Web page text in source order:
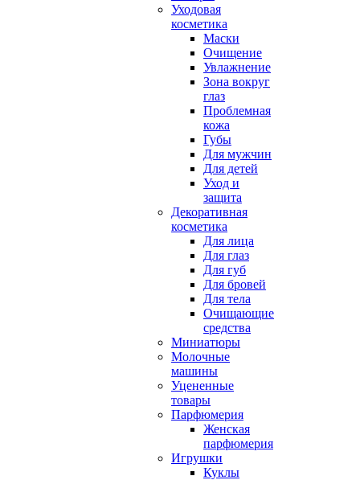
Уходовая
косметика
Маски
Очищение
Увлажнение
Зона вокруг
глаз
Проблемная
кожа
Губы
Для мужчин
Для детей
Уход и
защита
Декоративная
косметика
Для лица
Для глаз
Для губ
Для бровей
Для тела
Очищающие
средства
Миниатюры
Молочные
машины
Уцененные
товары
Парфюмерия
Женская
парфюмерия
Игрушки
Куклы